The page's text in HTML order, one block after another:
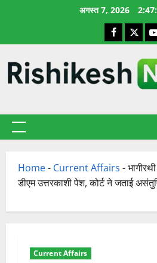
अगस्त 7, 2026
Facebook
X
प्राथमिक
Home- Current Affairs -
डीएम उत्तरकाशी पेश, कोर्ट ने जताई
Current Affairs